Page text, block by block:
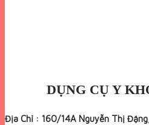
DỤNG CỤ Y
Địa Chỉ : 160/14A Nguyễn Thị